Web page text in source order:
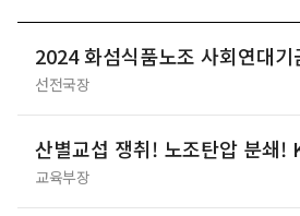
선전국장
교육부장